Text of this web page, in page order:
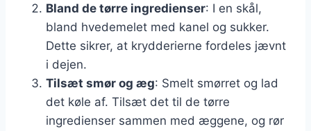
Bland de tørre ingredienser: I en skål,
bland hvedemelet med kanel og sukker.
Dette sikrer, at krydderierne fordeles jævnt
i dejen.
Tilsæt smør og æg: Smelt smørret og lad
det køle af. Tilsæt det til de tørre
ingredienser sammen med æggene, og rør